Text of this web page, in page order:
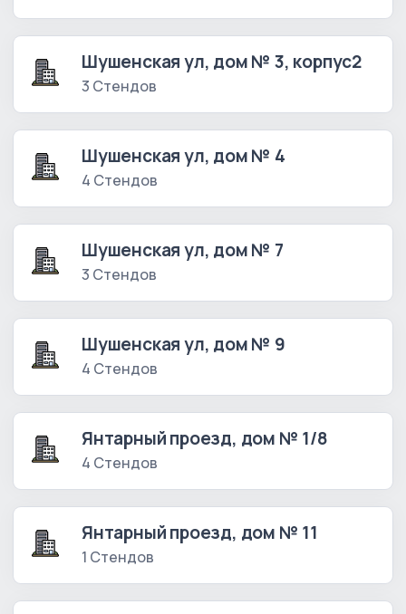
Шушенская ул, дом № 3, корпус2
3 Стендов
Шушенская ул, дом № 4
4 Стендов
Шушенская ул, дом № 7
3 Стендов
Шушенская ул, дом № 9
4 Стендов
Янтарный проезд, дом № 1/8
4 Стендов
Янтарный проезд, дом № 11
1 Стендов